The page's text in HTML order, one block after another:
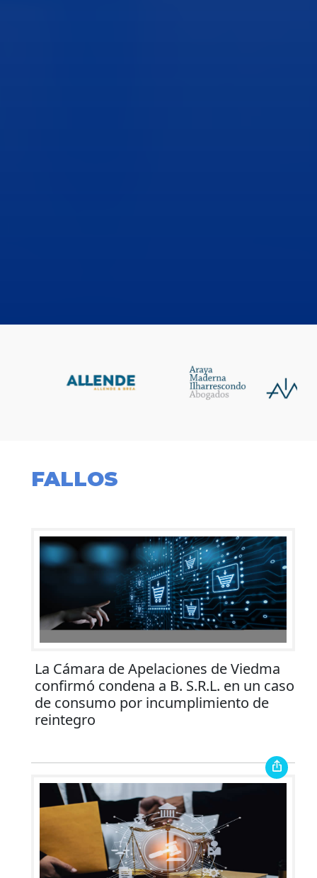
FALLOS
La Cámara de Apelaciones de Viedma
confirmó condena a B. S.R.L. en un caso
de consumo por incumplimiento de
reintegro